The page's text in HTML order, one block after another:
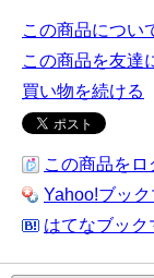
この商品につい
この商品を友達
買い物を続ける
この商品をロ
Yahoo!ブッ
はてなブック